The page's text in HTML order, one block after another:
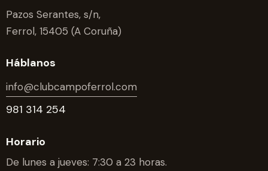
Pazos Serantes, s/n,
Ferrol, 15405 (A Coruña)
Háblanos
info@clubcampoferrol.com
981 314 254
Horario
De lunes a jueves: 7:30 a 23 horas.